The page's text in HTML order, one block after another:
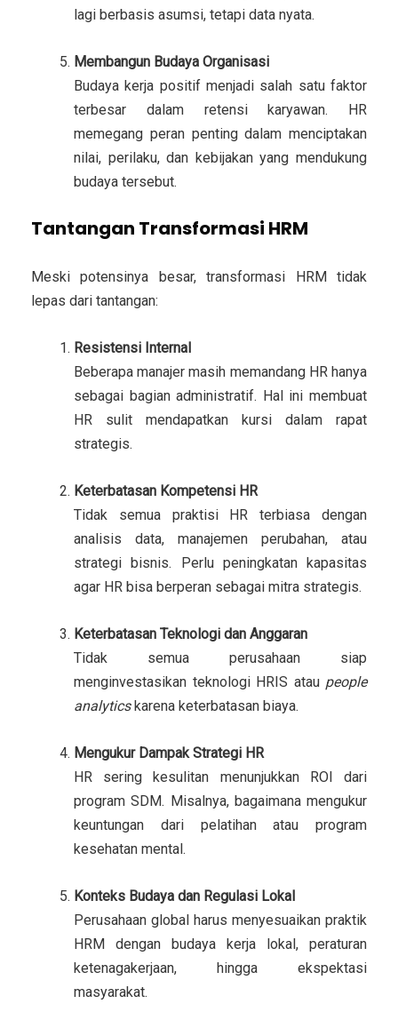
lagi berbasis asumsi, tetapi data nyata.
Membangun Budaya Organisasi
Budaya kerja positif menjadi salah satu faktor
terbesar dalam retensi karyawan. HR
memegang peran penting dalam menciptakan
nilai, perilaku, dan kebijakan yang mendukung
budaya tersebut.
Tantangan Transformasi HRM
Meski potensinya besar, transformasi HRM tidak
lepas dari tantangan:
Resistensi Internal
Beberapa manajer masih memandang HR hanya
sebagai bagian administratif. Hal ini membuat
HR sulit mendapatkan kursi dalam rapat
strategis.
Keterbatasan Kompetensi HR
Tidak semua praktisi HR terbiasa dengan
analisis data, manajemen perubahan, atau
strategi bisnis. Perlu peningkatan kapasitas
agar HR bisa berperan sebagai mitra strategis.
Keterbatasan Teknologi dan Anggaran
Tidak semua perusahaan siap
menginvestasikan teknologi HRIS atau people
analyticskarena keterbatasan biaya.
Mengukur Dampak Strategi HR
HR sering kesulitan menunjukkan ROI dari
program SDM. Misalnya, bagaimana mengukur
keuntungan dari pelatihan atau program
kesehatan mental.
Konteks Budaya dan Regulasi Lokal
Perusahaan global harus menyesuaikan praktik
HRM dengan budaya kerja lokal, peraturan
ketenagakerjaan, hingga ekspektasi
masyarakat.